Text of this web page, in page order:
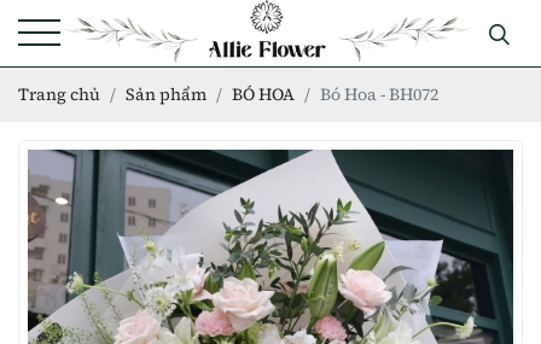
Trang chủ Sản phẩm BÓ HOA Bó Hoa - BH072